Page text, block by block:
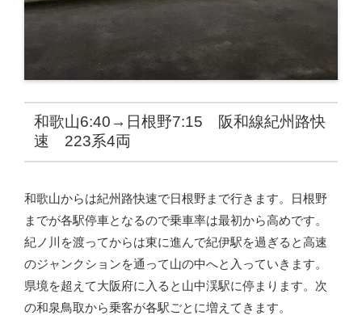
和歌山6:40→日根野7:15 阪和線紀州路快
速 223系4両
和歌山からは紀州路快速で日根野まで行きます。日根野
までが各駅停車となるので乗車率は最初から高めです。
紀ノ川を渡ってからは東に進んで紀伊駅を過ぎると高速
のジャンクションを通って山の中へと入っていきます。
県境を超えて大阪府に入ると山中渓駅に停まります。次
の和泉鳥取から乗客が各駅ごとに増えてきます。